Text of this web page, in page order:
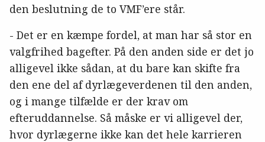
den beslutning de to VMF’ere står.
- Det er en kæmpe fordel, at man har så stor en
valgfrihed bagefter. På den anden side er det jo
alligevel ikke sådan, at du bare kan skifte fra
den ene del af dyrlægeverdenen til den anden,
og i mange tilfælde er der krav om
efteruddannelse. Så måske er vi alligevel der,
hvor dyrlægerne ikke kan det hele karrieren